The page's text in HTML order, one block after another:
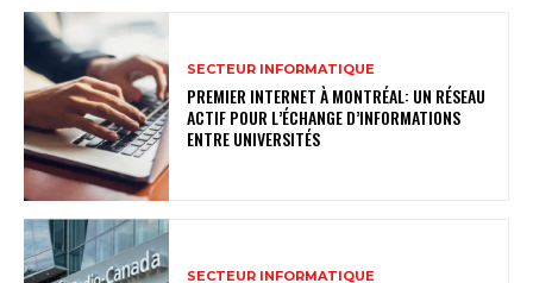
SECTEUR INFORMATIQUE
PREMIER INTERNET À MONTRÉAL: UN RÉSEAU
ACTIF POUR L’ÉCHANGE D’INFORMATIONS
ENTRE UNIVERSITÉS
SECTEUR INFORMATIQUE